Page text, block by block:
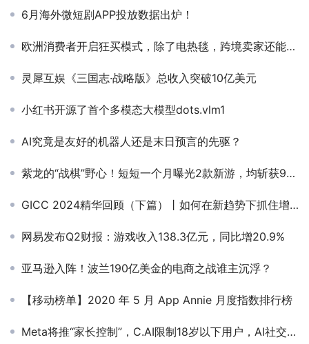
6月海外微短剧APP投放数据出炉！
欧洲消费者开启狂买模式，除了电热毯，跨境卖家还能卖什么？
灵犀互娱《三国志·战略版》总收入突破10亿美元
小红书开源了首个多模态大模型dots.vlm1
AI究竟是友好的机器人还是末日预言的先驱？
紫龙的“战棋”野心！短短一个月曝光2款新游，均斩获9分以上
GICC 2024精华回顾（下篇）丨如何在新趋势下抓住增长机遇？听听这些头部出海玩家怎么说
网易发布Q2财报：游戏收入138.3亿元，同比增20.9%
亚马逊入阵！波兰190亿美金的电商之战谁主沉浮？
【移动榜单】2020 年 5 月 App Annie 月度指数排行榜
Meta将推“家长控制”，C.AI限制18岁以下用户，AI社交集体收紧青少年访问？